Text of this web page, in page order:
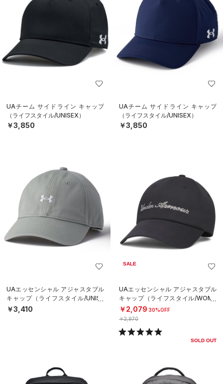
UAチーム サイドライン キャップ
（ライフスタイル/UNISEX）
￥3,850
UAチーム サイドライン キャップ
（ライフスタイル/UNISEX）
￥3,850
UAエッセンシャル アジャスタブル
キャップ（ライフスタイル/UNISE
X）
￥3,410
SALE
UAエッセンシャル アジャスタブル
キャップ（ライフスタイル/WOME
N）
￥2,079 30%OFF
￥2,970
SOLD OUT